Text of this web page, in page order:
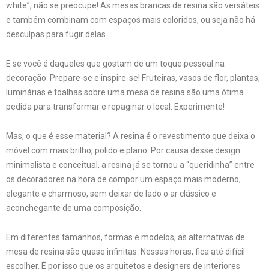
white”, não se preocupe! As mesas brancas de resina são versáteis
e também combinam com espaços mais coloridos, ou seja não há
desculpas para fugir delas.
E se você é daqueles que gostam de um toque pessoal na
decoração. Prepare-se e inspire-se! Fruteiras, vasos de flor, plantas,
luminárias e toalhas sobre uma mesa de resina são uma ótima
pedida para transformar e repaginar o local. Experimente!
Mas, o que é esse material? A resina é o revestimento que deixa o
móvel com mais brilho, polido e plano. Por causa desse design
minimalista e conceitual, a resina já se tornou a “queridinha” entre
os decoradores na hora de compor um espaço mais moderno,
elegante e charmoso, sem deixar de lado o ar clássico e
aconchegante de uma composição.
Em diferentes tamanhos, formas e modelos, as alternativas de
mesa de resina são quase infinitas. Nessas horas, fica até difícil
escolher. É por isso que os arquitetos e designers de interiores